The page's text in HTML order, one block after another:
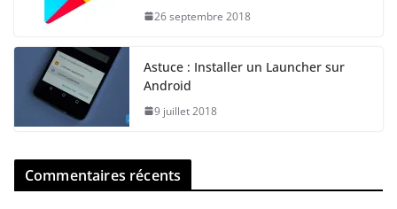
26 septembre 2018
Astuce : Installer un Launcher sur
Android
9 juillet 2018
Commentaires récents